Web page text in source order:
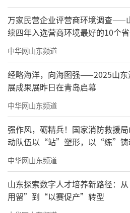
齐升。涌现出全国首个牵
项目的基层单位，科技
列。深化新时代英雄地质
代楷模、齐鲁最美自然
型，为现代化强省建设提
力量。
会议指出，回顾一年
省地矿局深刻体会到：做
必须胸怀“国之大者”，
必须坚持创新驱动，必须
深化融合发展，必须强化队
万家民营企业评营商环境调查——
续四年入选营商环境最好的10个
中华网山东频道
经略海洋，向海图强——2025山东
展成果展昨日在青岛启幕
中华网山东频道
强作风，砺精兵！国家消防救援
动队伍以“站”塑形，以“练”铸
中华网山东频道
山东探索数字人才培养新路径：
用留”到“以赛促产”转型